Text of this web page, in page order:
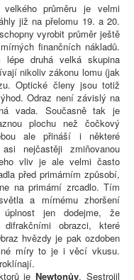
průměru je velmi
již na přelomu 19. a 20.
vyrobit průměr ještě
finančních nákladů.
druhá velká skupina
nikoliv zákonu lomu (jak
Optické členy jsou totiž
Odraz není závislý na
vada. Současně tak je
plochu než čočkový
ale přináší i některé
nejčastěji zmiňovanou
vliv je ale velmi často
před primárním způsobí,
na primární zrcadlo. Tím
a mírnému zhoršení
úplnost jen dodejme, že
obrazci, které
hvězdy je pak ozdoben
míry to je i věcí vkusu.
jeNewtonův. Sestrojil